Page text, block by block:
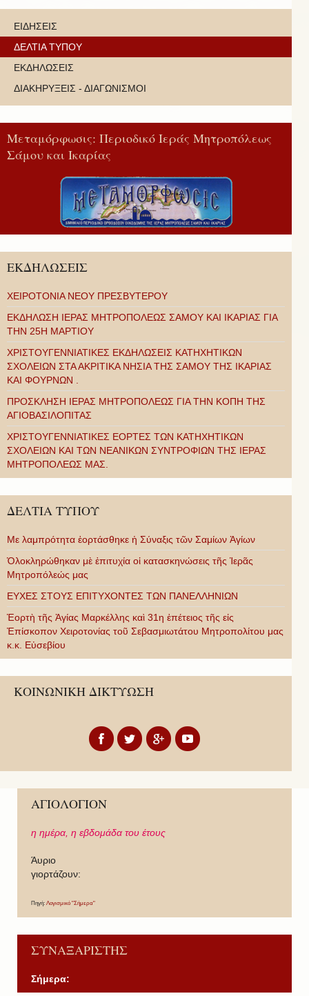
ΕΙΔΗΣΕΙΣ
ΔΕΛΤΙΑ ΤΥΠΟΥ
ΕΚΔΗΛΩΣΕΙΣ
ΔΙΑΚΗΡΥΞΕΙΣ - ΔΙΑΓΩΝΙΣΜΟΙ
Μεταμόρφωσις: Περιοδικό Ιεράς Μητροπόλεως
Σάμου και Ικαρίας
ΕΚΔΗΛΩΣΕΙΣ
ΧΕΙΡΟΤΟΝΙΑ ΝΕΟΥ ΠΡΕΣΒΥΤΕΡΟΥ
ΕΚΔΗΛΩΣΗ ΙΕΡΑΣ ΜΗΤΡΟΠΟΛΕΩΣ ΣΑΜΟΥ ΚΑΙ ΙΚΑΡΙΑΣ ΓΙΑ
ΤΗΝ 25Η ΜΑΡΤΙΟΥ
ΧΡΙΣΤΟΥΓΕΝΝΙΑΤΙΚΕΣ ΕΚΔΗΛΩΣΕΙΣ ΚΑΤΗΧΗΤΙΚΩΝ
ΣΧΟΛΕΙΩΝ ΣΤΑ ΑΚΡΙΤΙΚΑ ΝΗΣΙΑ ΤΗΣ ΣΑΜΟΥ ΤΗΣ ΙΚΑΡΙΑΣ
ΚΑΙ ΦΟΥΡΝΩΝ .
ΠΡΟΣΚΛΗΣΗ ΙΕΡΑΣ ΜΗΤΡΟΠΟΛΕΩΣ ΓΙΑ ΤΗΝ ΚΟΠΗ ΤΗΣ
ΑΓΙΟΒΑΣΙΛΟΠΙΤΑΣ
ΧΡΙΣΤΟΥΓΕΝΝΙΑΤΙΚΕΣ ΕΟΡΤΕΣ ΤΩΝ ΚΑΤΗΧΗΤΙΚΩΝ
ΣΧΟΛΕΙΩΝ ΚΑΙ ΤΩΝ ΝΕΑΝΙΚΩΝ ΣΥΝΤΡΟΦΙΩΝ ΤΗΣ ΙΕΡΑΣ
ΜΗΤΡΟΠΟΛΕΩΣ ΜΑΣ.
ΔΕΛΤΙΑ ΤΥΠΟΥ
Με λαμπρότητα ἑορτάσθηκε ἡ Σύναξις τῶν Σαμίων Ἁγίων
Ὁλοκληρώθηκαν μὲ ἐπιτυχία οἱ κατασκηνώσεις τῆς Ἱερᾶς
Μητροπόλεώς μας
ΕΥΧΕΣ ΣΤΟΥΣ ΕΠΙΤΥΧΟΝΤΕΣ ΤΩΝ ΠΑΝΕΛΛΗΝΙΩΝ
Ἑορτὴ τῆς Ἁγίας Μαρκέλλης καὶ 31η ἐπέτειος τῆς εἰς
Ἐπίσκοπον Χειροτονίας τοῦ Σεβασμιωτάτου Μητροπολίτου μας
κ.κ. Εὐσεβίου
ΚΟΙΝΩΝΙΚΗ ΔΙΚΤΥΩΣΗ
ΑΓΙΟΛΟΓΙΟΝ
η ημέρα, η εβδομάδα του έτους
Άυριο
γιορτάζουν:
Πηγή: Λογισμικό "Σήμερα"
ΣΥΝΑΞΑΡΙΣΤΗΣ
Σήμερα: